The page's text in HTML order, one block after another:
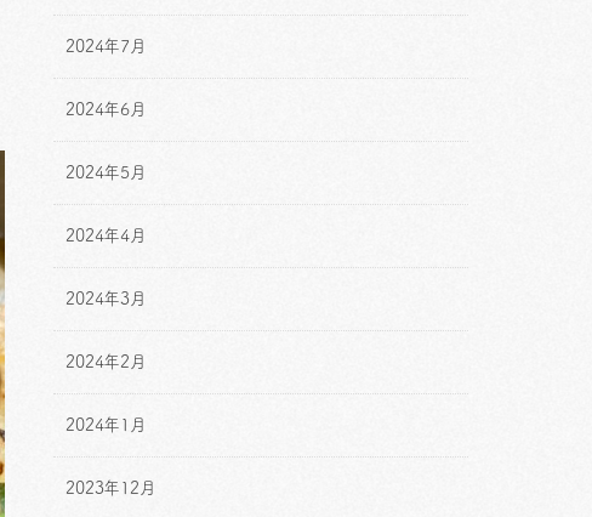
2024年7月
2024年6月
2024年5月
2024年4月
2024年3月
2024年2月
2024年1月
2023年12月